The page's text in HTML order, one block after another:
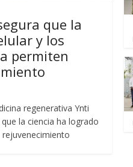
que la
y los
permiten
regenerativa Ynti
la ciencia ha logrado